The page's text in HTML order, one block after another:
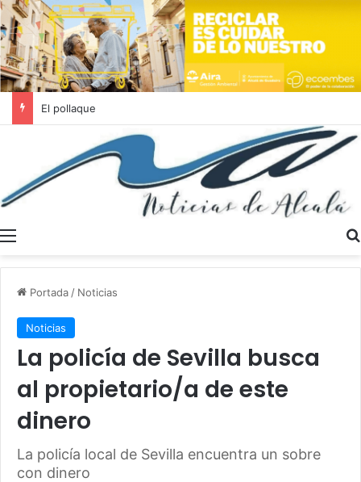
Portada / Noticias
Noticias
La policía de Sevilla busca
al propietario/a de este
dinero
La policía local de Sevilla encuentra un sobre
con dinero